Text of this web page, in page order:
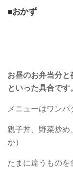
■おかず
お昼のお弁当分と
といった具合です
メニューはワンパ
親子丼、野菜炒め
か）
たまに違うものを